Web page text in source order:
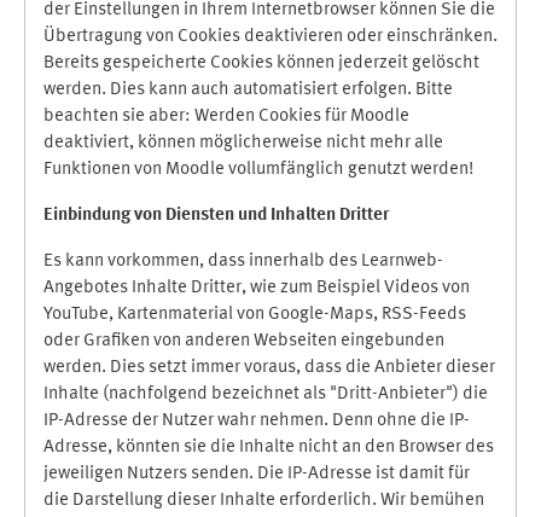
der Einstellungen in Ihrem Internetbrowser können Sie die
Übertragung von Cookies deaktivieren oder einschränken.
Bereits gespeicherte Cookies können jederzeit gelöscht
werden. Dies kann auch automatisiert erfolgen. Bitte
beachten sie aber: Werden Cookies für Moodle
deaktiviert, können möglicherweise nicht mehr alle
Funktionen von Moodle vollumfänglich genutzt werden!
Einbindung von Diensten und Inhalten Dritter
Es kann vorkommen, dass innerhalb des Learnweb-
Angebotes Inhalte Dritter, wie zum Beispiel Videos von
YouTube, Kartenmaterial von Google-Maps, RSS-Feeds
oder Grafiken von anderen Webseiten eingebunden
werden. Dies setzt immer voraus, dass die Anbieter dieser
Inhalte (nachfolgend bezeichnet als "Dritt-Anbieter") die
IP-Adresse der Nutzer wahr nehmen. Denn ohne die IP-
Adresse, könnten sie die Inhalte nicht an den Browser des
jeweiligen Nutzers senden. Die IP-Adresse ist damit für
die Darstellung dieser Inhalte erforderlich. Wir bemühen